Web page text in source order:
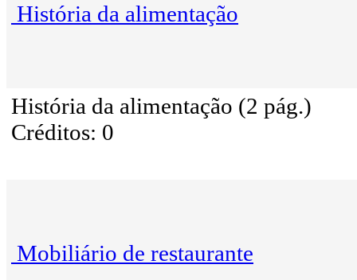
História da alimentação
História da alimentação (2 pág.)
Créditos: 0
Mobiliário de restaurante